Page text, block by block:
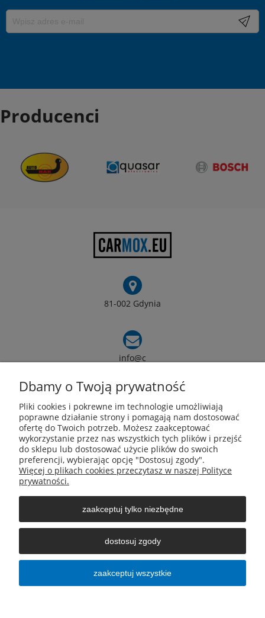
Producenci
81-002 Gdynia
info@c
Pomoc
Moje konto
Płatności i dostawa
Informacje
O nas
Dbamy o Twoją prywatność
Pliki cookies i pokrewne im technologie umożliwiają
poprawne działanie strony i pomagają nam dostosować
ofertę do Twoich potrzeb. Możesz zaakceptować
wykorzystanie przez nas wszystkich tych plików i przejść
do sklepu lub dostosować użycie plików do swoich
preferencji, wybierając opcję "Dostosuj zgody".
Więcej o plikach cookies przeczytasz w naszej Polityce
prywatności.
zaakceptuj tylko niezbędne
dostosuj zgody
zaakceptuj wszystkie